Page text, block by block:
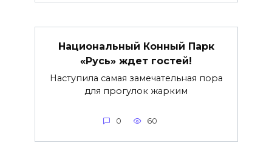
Национальный Конный Парк
«Русь» ждет гостей!
Наступила самая замечательная пора
для прогулок жарким
0 60